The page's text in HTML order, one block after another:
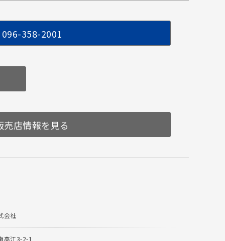
096-358-2001
売店情報を見る
会社
高江3-2-1